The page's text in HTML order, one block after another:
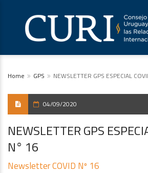
Home GPS NEWSLETTER GPS ESPECIAL
04/09/2020
NEWSLETTER GPS
N° 16
Newsletter COVID Nº 16